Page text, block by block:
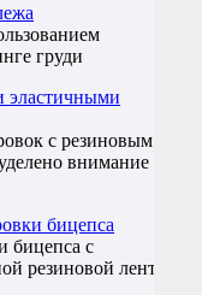
груди
эластичными
с резиновым
внимание как
бицепса
бицепса с
резиновой ленты